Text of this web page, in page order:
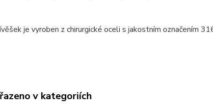
je vyroben z chirurgické oceli s jakostním označením
v kategoriích